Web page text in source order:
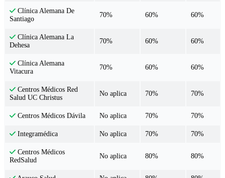
Clínica Alemana De
Santiago
70% 60% 60%
Clínica Alemana La
Dehesa
70% 60% 60%
Clínica Alemana
Vitacura
70% 60% 60%
Centros Médicos Red
Salud UC Christus
No aplica 70% 70%
Centros Médicos Dávila No aplica 70% 70%
Integramédica No aplica 70% 70%
Centros Médicos
RedSalud
No aplica 80% 80%